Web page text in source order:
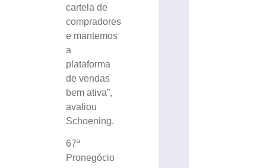
cartela de
compradores
e mantemos
a
plataforma
de vendas
bem ativa”,
avaliou
Schoening.
67ª
Pronegócio